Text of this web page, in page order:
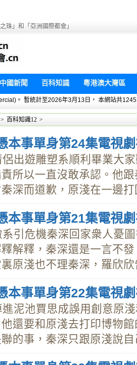
珠」和「亞洲國際都會」
中國新聞 百科知識 粵港澳大灣區
。 暫統計至2026年3月13日， 本網站共
> 百科知識12 >
本事單身第24集電視
出遊雕塑系順利畢業大
所以一直沒敢承認。他
深而道歉，原淺在一邊打
本事單身第21集電視
引危機秦深回家衆人憂
解釋，秦深還是一言不
原淺也不理秦深，羅欣欣
本事單身第22集電視
泥池賈思成誤用創意原
還要和原淺去打印博物
的事，秦深只跟原淺說自